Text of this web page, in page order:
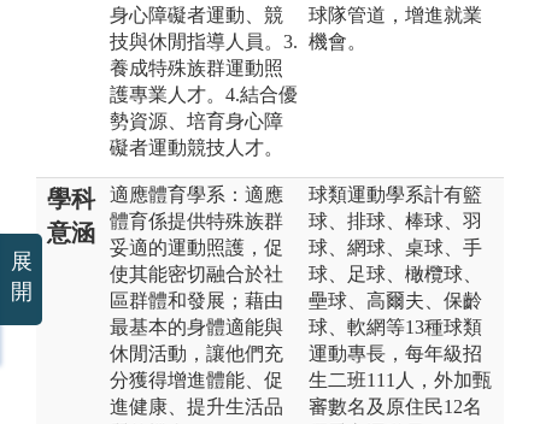
身心障礙者運動、競
技與休閒指導人員。3.
養成特殊族群運動照
護專業人才。4.結合優
勢資源、培育身心障
礙者運動競技人才。
球隊管道，增進就業
機會。
學科
意涵
適應體育學系：適應
體育係提供特殊族群
妥適的運動照護，促
使其能密切融合於社
區群體和發展；藉由
最基本的身體適能與
休閒活動，讓他們充
分獲得增進體能、促
進健康、提升生活品
球類運動學系計有籃
球、排球、棒球、羽
球、網球、桌球、手
球、足球、橄欖球、
壘球、高爾夫、保齡
球、軟網等13種球類
運動專長，每年級招
生二班111人，外加甄
審數名及原住民12名
展
開